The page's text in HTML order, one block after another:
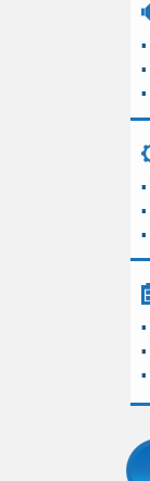
▪
▪
▪
▪
▪
▪
▪
▪
▪